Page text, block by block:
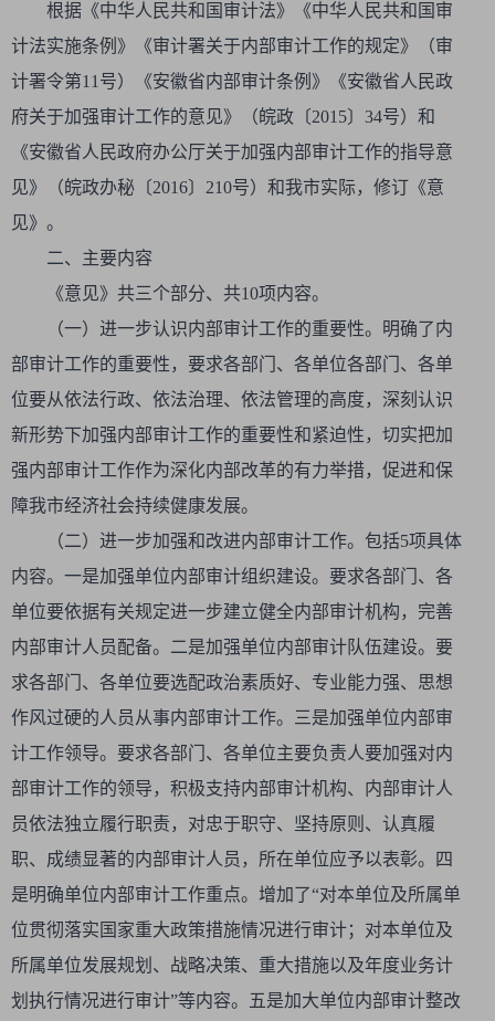
根据《中华人民共和国审计法》《中华人民共和国审
计法实施条例》《审计署关于内部审计工作的规定》（审
计署令第11号）《安徽省内部审计条例》《安徽省人民政
府关于加强审计工作的意见》（皖政〔2015〕34号）和
《安徽省人民政府办公厅关于加强内部审计工作的指导意
见》（皖政办秘〔2016〕210号）和我市实际，修订《意
见》。
二、主要内容
《意见》共三个部分、共10项内容。
（一）进一步认识内部审计工作的重要性。明确了内
部审计工作的重要性，要求各部门、各单位各部门、各单
位要从依法行政、依法治理、依法管理的高度，深刻认识
新形势下加强内部审计工作的重要性和紧迫性，切实把加
强内部审计工作作为深化内部改革的有力举措，促进和保
障我市经济社会持续健康发展。
（二）进一步加强和改进内部审计工作。包括5项具体
内容。一是加强单位内部审计组织建设。要求各部门、各
单位要依据有关规定进一步建立健全内部审计机构，完善
内部审计人员配备。二是加强单位内部审计队伍建设。要
求各部门、各单位要选配政治素质好、专业能力强、思想
作风过硬的人员从事内部审计工作。三是加强单位内部审
计工作领导。要求各部门、各单位主要负责人要加强对内
部审计工作的领导，积极支持内部审计机构、内部审计人
员依法独立履行职责，对忠于职守、坚持原则、认真履
职、成绩显著的内部审计人员，所在单位应予以表彰。四
是明确单位内部审计工作重点。增加了“对本单位及所属单
位贯彻落实国家重大政策措施情况进行审计；对本单位及
所属单位发展规划、战略决策、重大措施以及年度业务计
划执行情况进行审计”等内容。五是加大单位内部审计整改